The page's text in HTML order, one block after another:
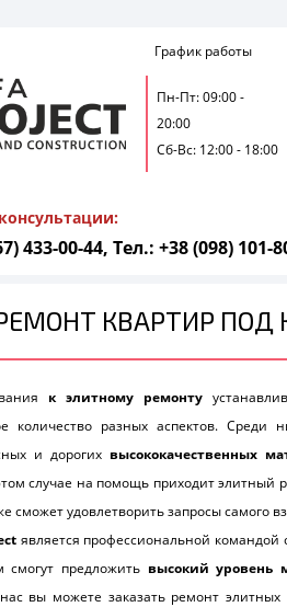
График работы
Пн-Пт: 09:00 -
20:00
Сб-Вс: 12:00 - 18:00
РЕМОНТ КВАРТИР
433-00-44, Тел.: +38 (098) 101-
КВАРТИР ПОД
к элитному ремонту
количество разных аспектов. Среди
и дорогих высококачественных
случае на помощь приходит элитный
сможет удовлетворить запросы самого
является профессиональной командой
смогут предложить высокий уровень
вы можете заказать ремонт